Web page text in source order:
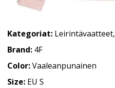
Kategoriat: Leirintävaatteet,
Brand: 4F
Color:Vaaleanpunainen
Size: EU S